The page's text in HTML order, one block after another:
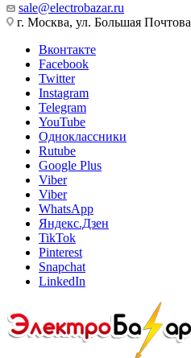
sale@electrobazar.ru
г. Москва, ул. Большая
Вконтакте
Facebook
Twitter
Instagram
Telegram
YouTube
Одноклассники
Rutube
Google Plus
Viber
Viber
WhatsApp
Яндекс.Дзен
TikTok
Pinterest
Snapchat
LinkedIn